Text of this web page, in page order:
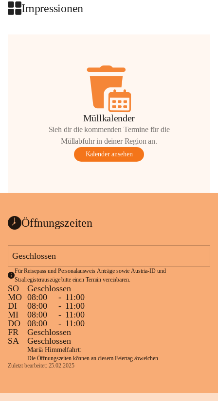
Impressionen
Müllkalender
Sieh dir die kommenden Termine für die
Müllabfuhr in deiner Region an.
Kalender ansehen
Öffnungszeiten
Geschlossen
Für Reisepass und Personalausweis Anträge sowie Austria-ID und
Strafregisterauszüge bitte einen Termin vereinbaren.
SO
Geschlossen
MO 08:00 - 11:00
DI
08:00 - 11:00
MI
08:00 - 11:00
DO
08:00 - 11:00
FR
Geschlossen
SA
Geschlossen
Mariä Himmelfahrt:
Die Öffnungszeiten können an diesem Feiertag abweichen.
Zuletzt bearbeitet: 25.02.2025